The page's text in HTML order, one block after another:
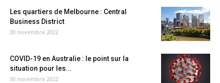
Les quartiers de Melbourne : Central
Business District
30 novembre 2022
COVID-19 en Australie : le point sur la
situation pour les...
30 novembre 2022